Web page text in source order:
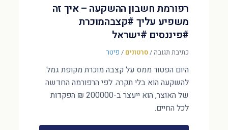
רפורמת חשבון ההשקעה – איך זה
משפיע עליך #קצבהמוכרת
#פיננסים #ישראל
כתיבת תגובה/סרטונים / פיטר
היום הפטור ממס על קצבה מוכרת מקופת גמל
להשקעה הוא בלי תקרה. לפי הרפורמה החדשה
של האוצר, הוא ייעצר ב-200000 ₪ הפקדות
לכל החיים.